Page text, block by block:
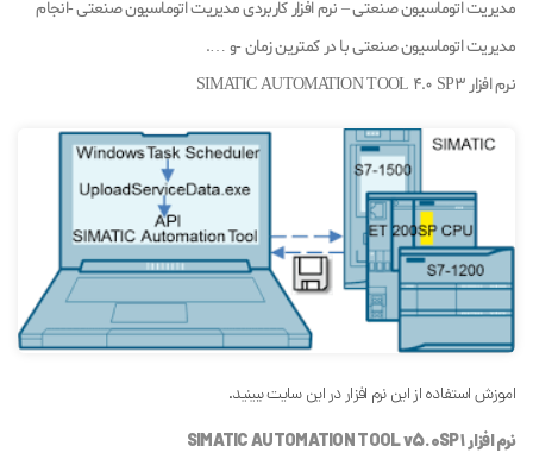
مدیریت اتوماسیون صنعتی – نرم افزار کاربردی مدیریت اتوماسیون صنعتی -انجام
مدیریت اتوماسیون صنعتی با در کمترین زمان -و ….
نرم افزار SIMATIC AUTOMATION TOOL 4.0 SP3
اموزش استفاده از این نرم افزار در این سایت ببینید.
نرم افزار SIMATIC AUTOMATION TOOL v5.0SP1